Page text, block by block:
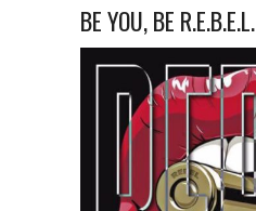
BE YOU, BE R.E.B.E.L.